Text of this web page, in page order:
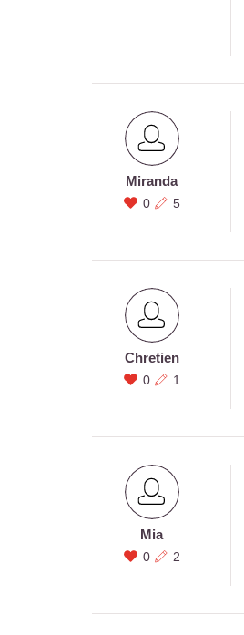
Miranda
0 5
Chretien
0 1
Mia
0 2